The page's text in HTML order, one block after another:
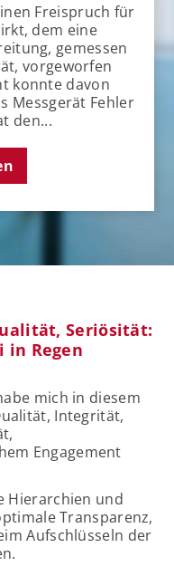
Freispruch für
dem eine
gemessen
vorgeworfen
konnte davon
Messgerät Fehler
den...
Seriösität:
in Regen
mich in diesem
Integrität,
Engagement
Hierarchien und
Transparenz,
Aufschlüsseln der